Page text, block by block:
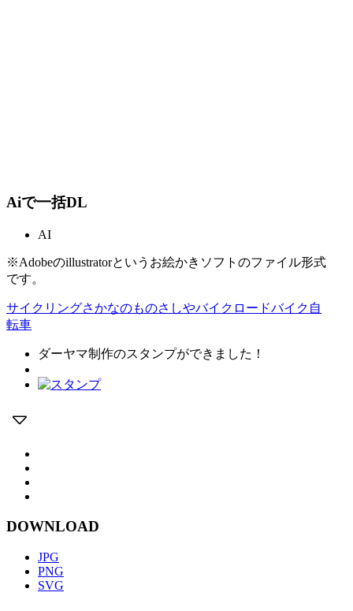
Aiで一括DL
AI
※Adobeのillustratorというお絵かきソフトのファイル形式
です。
サイクリングさかなのものさしやバイク ロードバイク 自
転車
ダーヤマ制作のスタンプができました！
DOWNLOAD
JPG
PNG
SVG